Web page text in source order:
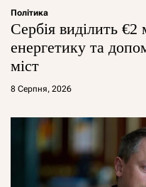
Політика
Сербія виділить
енергетику та
міст
8 Серпня, 2026